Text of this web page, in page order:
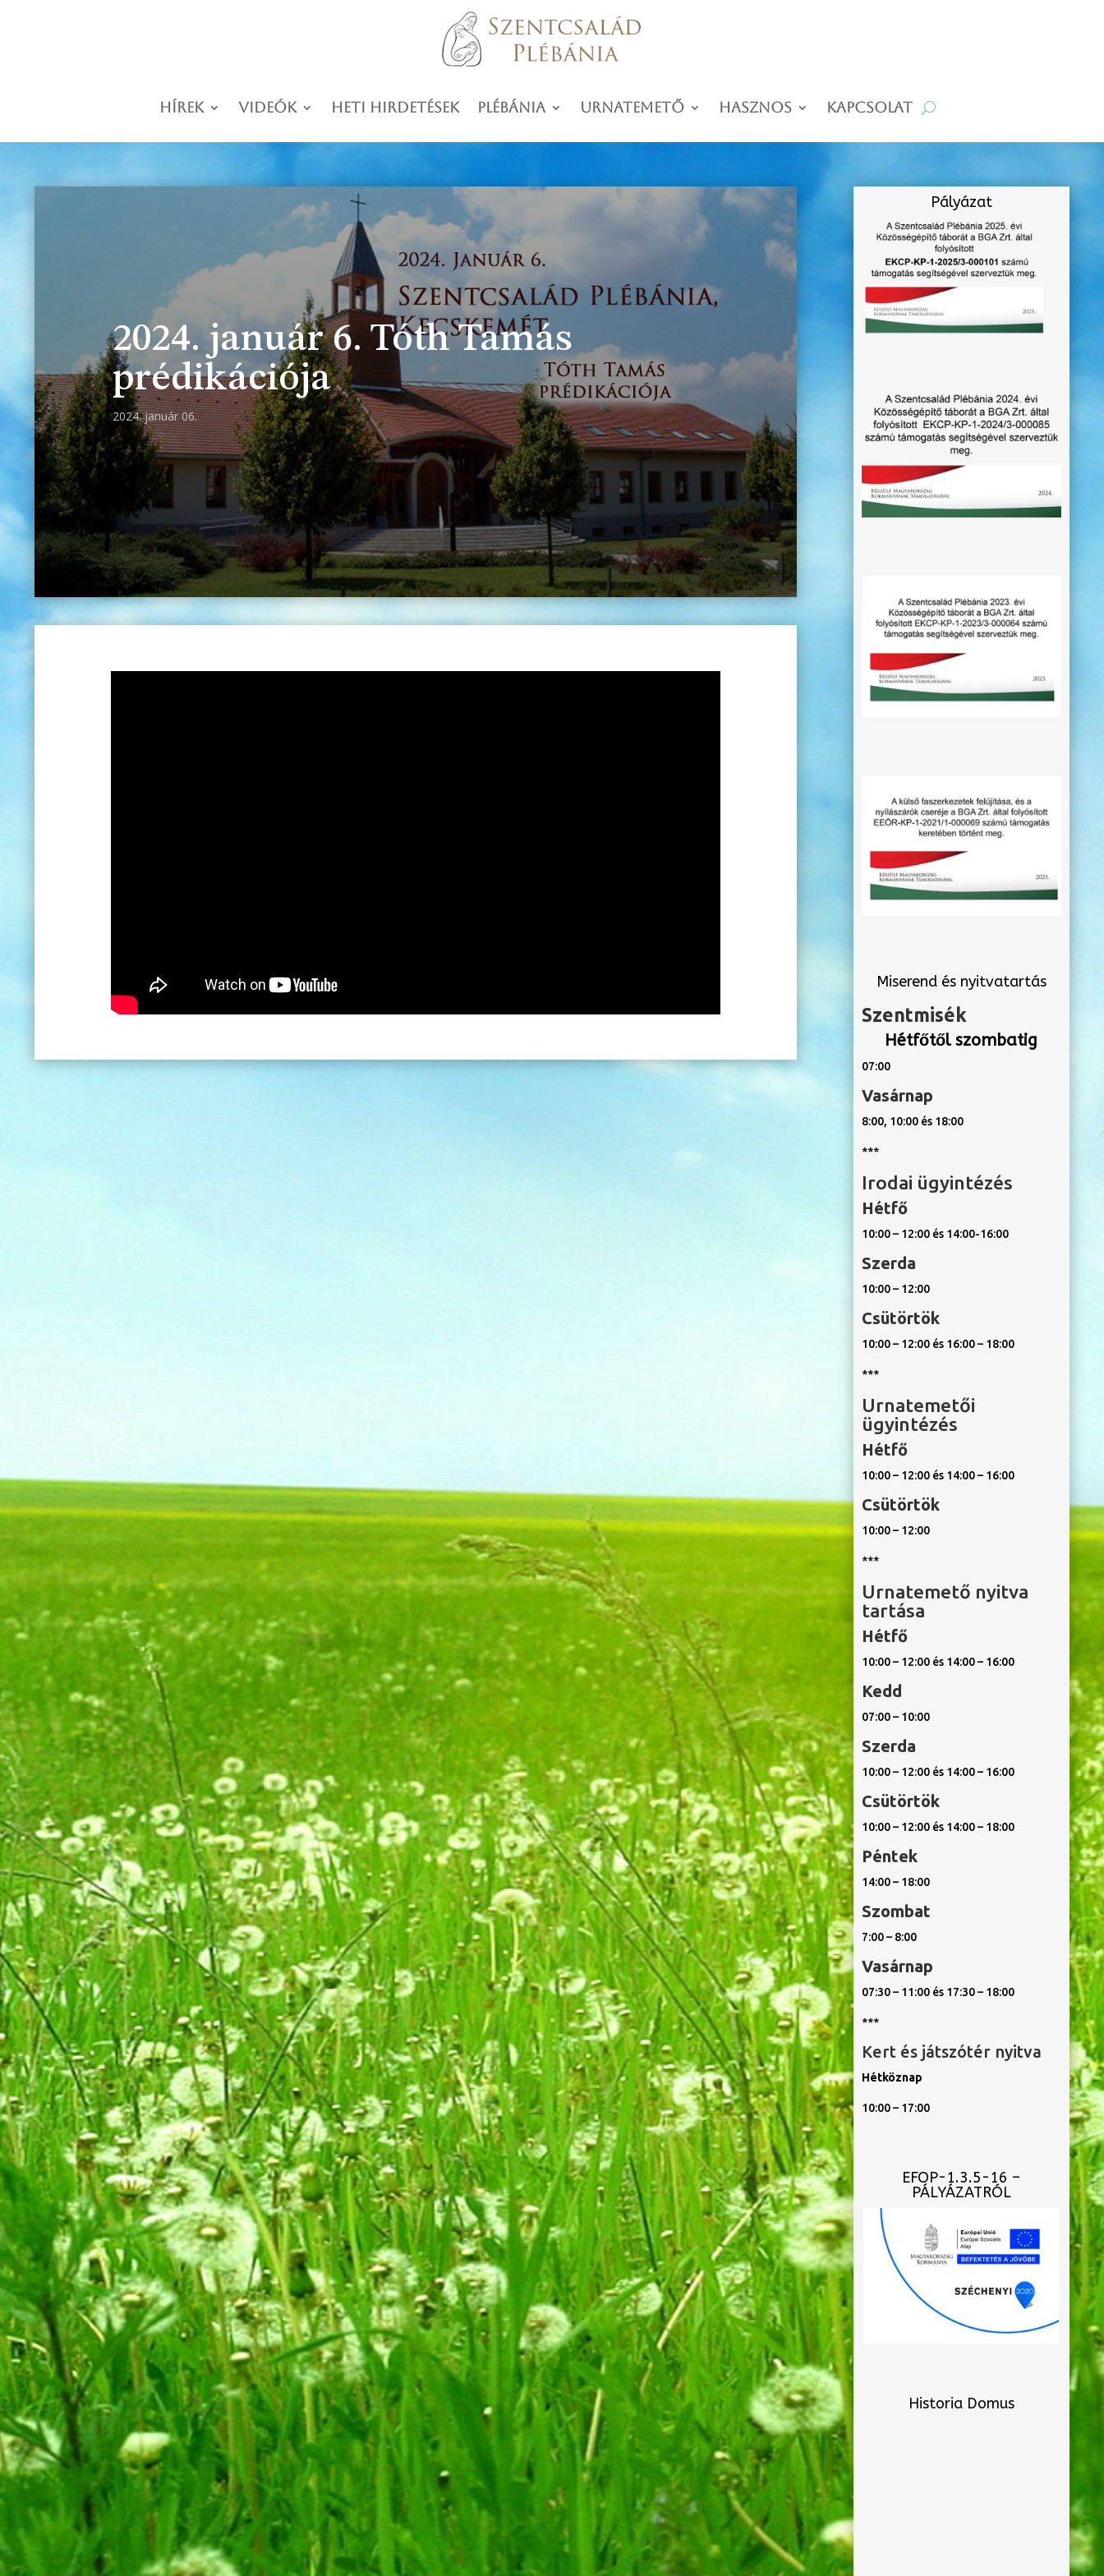
Hírek Videók Heti hirdetések Plébánia Urnatemető Hasznos Kapcsolat
2024. január 6. Tóth Tamás
prédikációja
2024. január 06.
Pályázat
Miserend és nyitvatartás
Szentmisék
Hétfőtől szombatig
07:00
Vasárnap
8:00, 10:00 és 18:00
***
Irodai ügyintézés
Hétfő
10:00 – 12:00 és 14:00-16:00
Szerda
10:00 – 12:00
Csütörtök
10:00 – 12:00 és 16:00 – 18:00
***
Urnatemetői
ügyintézés
Hétfő
10:00 – 12:00 és 14:00 – 16:00
Csütörtök
10:00 – 12:00
***
Urnatemető nyitva
tartása
Hétfő
10:00 – 12:00 és 14:00 – 16:00
Kedd
07:00 – 10:00
Szerda
10:00 – 12:00 és 14:00 – 16:00
Csütörtök
10:00 – 12:00 és 14:00 – 18:00
Péntek
14:00 – 18:00
Szombat
7:00 – 8:00
Vasárnap
07:30 – 11:00 és 17:30 – 18:00
***
Kert és játszótér nyitva
Hétköznap
10:00 – 17:00
EFOP-1.3.5-16 –
PÁLYÁZATRÓL
Historia Domus